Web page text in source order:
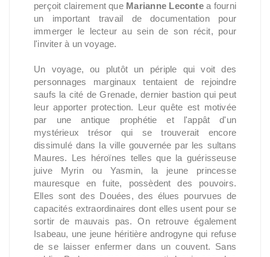
perçoit clairement que Marianne Lecontea fourni
un important travail de documentation pour
immerger le lecteur au sein de son récit, pour
l'inviter à un voyage.
Un voyage, ou plutôt un périple qui voit des
personnages marginaux tentaient de rejoindre
saufs la cité de Grenade, dernier bastion qui peut
leur apporter protection. Leur quête est motivée
par une antique prophétie et l'appât d'un
mystérieux trésor qui se trouverait encore
dissimulé dans la ville gouvernée par les sultans
Maures. Les héroïnes telles que la guérisseuse
juive Myrin ou Yasmin, la jeune princesse
mauresque en fuite, possèdent des pouvoirs.
Elles sont des Douées, des élues pourvues de
capacités extraordinaires dont elles usent pour se
sortir de mauvais pas. On retrouve également
Isabeau, une jeune héritière androgyne qui refuse
de se laisser enfermer dans un couvent. Sans